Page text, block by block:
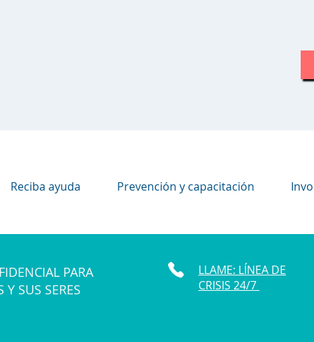
Reciba ayuda Prevención y capacitación
PARA
SUS SERES
LLAME: LÍNEA DE
CRISIS 24/7